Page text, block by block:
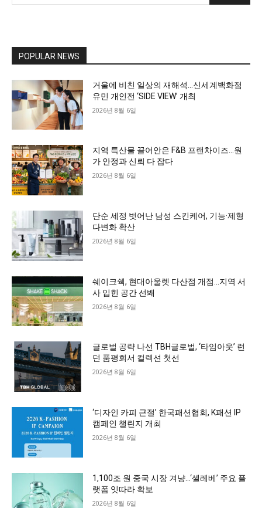
POPULAR NEWS
거울에 비친 일상의 재해석…신세계백화점
유민 개인전 ‘SIDE VIEW’ 개최
2026년 8월 6일
지역 특산물 끌어안은 F&B 프랜차이즈…원
가 안정과 신뢰 다 잡다
2026년 8월 6일
단순 세정 벗어난 남성 스킨케어, 기능·제형
다변화 확산
2026년 8월 6일
쉐이크쉑, 현대아울렛 다산점 개점…지역 서
사 입힌 공간 선봬
2026년 8월 6일
글로벌 공략 나선 TBH글로벌, ‘타임아웃’ 런
던 품평회서 컬렉션 첫선
2026년 8월 6일
‘디자인 카피 근절’ 한국패션협회, K패션 IP
캠페인 챌린지 개최
2026년 8월 6일
1,100조 원 중국 시장 겨냥…‘셀레베’ 주요 플
랫폼 잇따라 확보
2026년 8월 6일